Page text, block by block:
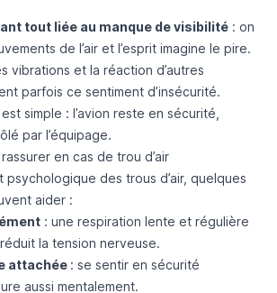
tout liée au manque de visibilité : on
de l’air et l’esprit imagine le pire.
vibrations et la réaction d’autres
parfois ce sentiment d’insécurité.
simple : l’avion reste en sécurité,
par l’équipage.
en cas de trou d’air
psychologique des trous d’air, quelques
aider :
: une respiration lente et régulière
la tension nerveuse.
attachée : se sentir en sécurité
aussi mentalement.